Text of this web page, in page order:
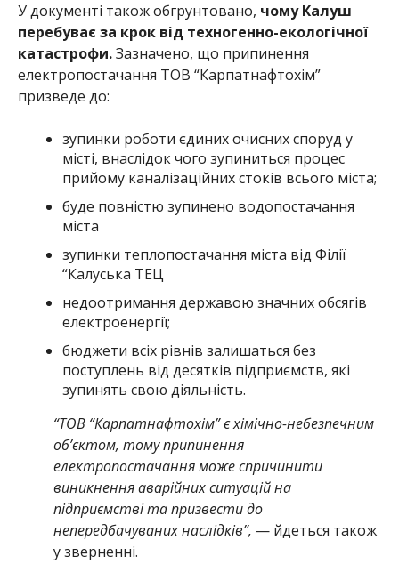
У документі також обгрунтовано, чому Калуш
перебуває за крок від техногенно-екологічної
катастрофи.Зазначено, що припинення
електропостачання ТОВ “Карпатнафтохім”
призведе до:
зупинки роботи єдиних очисних споруд у
місті, внаслідок чого зупиниться процес
прийому каналізаційних стоків всього міста;
буде повністю зупинено водопостачання
міста
зупинки теплопостачання міста від Філії
“Калуська ТЕЦ
недоотримання державою значних обсягів
електроенергії;
бюджети всіх рівнів залишаться без
поступлень від десятків підприємств, які
зупинять свою діяльність.
“ТОВ “Карпатнафтохім” є хімічно-небезпечним
об’єктом, тому припинення
електропостачання може спричинити
виникнення аварійних ситуацій на
підприємстві та призвести до
непередбачуваних наслідків”, — йдеться також
у зверненні.